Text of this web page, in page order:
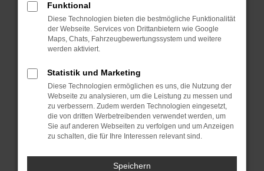
Starte dein Gerät neu.
Das kann manchmal helfen, vorübergehende
Probleme zu beheben.
Stelle sicher, dass dein Browser und dein
Betriebssystem auf dem neuesten Stand
Veraltete Software birgt nicht nur ein
Sicherheitsrisiko, sondern kann auch dazu
führen, dass bestimmte Funktionen nicht mehr
unterstützt werden.
Wenn du alle oben genannten Schritte versucht
Funktional
Diese Technologien bieten die bestmögliche Funktionalität
der Webseite. Services von Drittanbietern wie Google
Maps, Chats, Fahrzeugbewertungssystem und weitere
werden aktiviert.
Statistik und Marketing
Diese Technologien ermöglichen es uns, die Nutzung der
Webseite zu analysieren, um die Leistung zu messen und
zu verbessern. Zudem werden Technologien eingesetzt,
die von dritten Werbetreibenden verwendet werden, um
Sie auf anderen Webseiten zu verfolgen und um Anzeigen
zu schalten, die für Ihre Interessen relevant sind.
Speichern